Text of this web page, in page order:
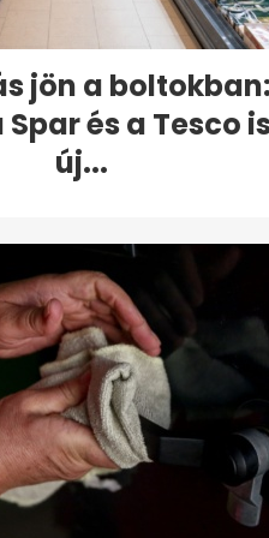
jön a boltokban:
Spar és a Tesco is
új...